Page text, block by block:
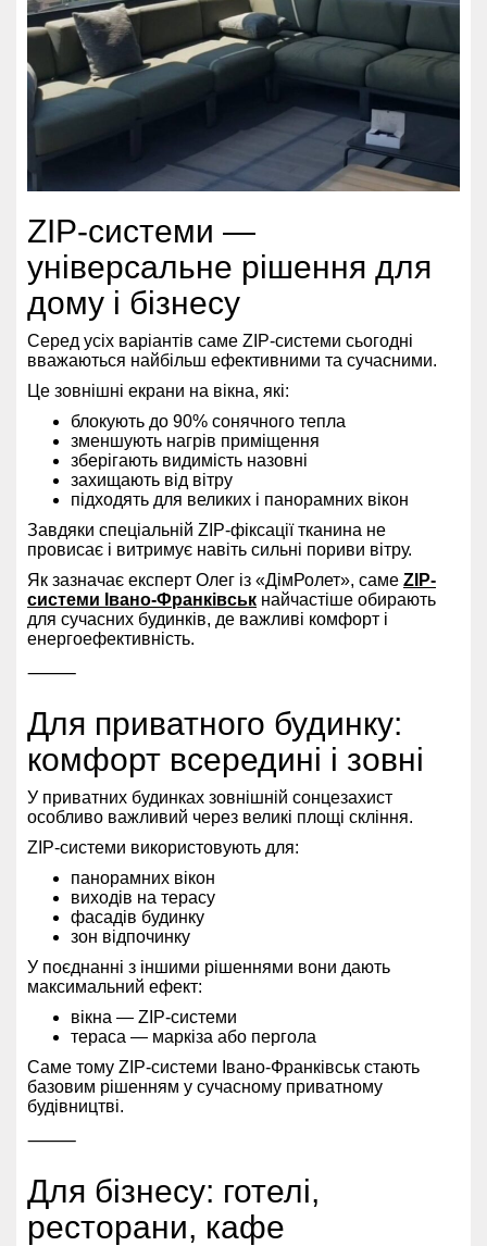
ZIP-системи —
універсальне рішення для
дому і бізнесу
Серед усіх варіантів саме ZIP-системи сьогодні
вважаються найбільш ефективними та сучасними.
Це зовнішні екрани на вікна, які:
блокують до 90% сонячного тепла
зменшують нагрів приміщення
зберігають видимість назовні
захищають від вітру
підходять для великих і панорамних вікон
Завдяки спеціальній ZIP-фіксації тканина не
провисає і витримує навіть сильні пориви вітру.
Як зазначає експерт Олег із «ДімРолет», саме ZIP-
системи Івано-Франківськ найчастіше обирають
для сучасних будинків, де важливі комфорт і
енергоефективність.
⸻
Для приватного будинку:
комфорт всередині і зовні
У приватних будинках зовнішній сонцезахист
особливо важливий через великі площі скління.
ZIP-системи використовують для:
панорамних вікон
виходів на терасу
фасадів будинку
зон відпочинку
У поєднанні з іншими рішеннями вони дають
максимальний ефект:
вікна — ZIP-системи
тераса — маркіза або пергола
Саме тому ZIP-системи Івано-Франківськ стають
базовим рішенням у сучасному приватному
будівництві.
⸻
Для бізнесу: готелі,
ресторани, кафе